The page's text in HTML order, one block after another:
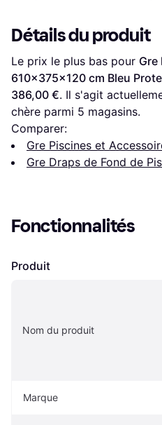
Détails du produit
Le prix le plus bas pour Gre
610x375x120 cm Bleu
386,00 €. Il s'agit
chère parmi 5 magasins.
Comparer:
Gre Piscines et
Gre Draps de Fond de
Fonctionnalités
Produit
Nom du produit
Marque